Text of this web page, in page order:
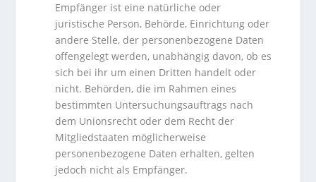
Empfänger ist eine natürliche oder
juristische Person, Behörde, Einrichtung oder
andere Stelle, der personenbezogene Daten
offengelegt werden, unabhängig davon, ob es
sich bei ihr um einen Dritten handelt oder
nicht. Behörden, die im Rahmen eines
bestimmten Untersuchungsauftrags nach
dem Unionsrecht oder dem Recht der
Mitgliedstaaten möglicherweise
personenbezogene Daten erhalten, gelten
jedoch nicht als Empfänger.